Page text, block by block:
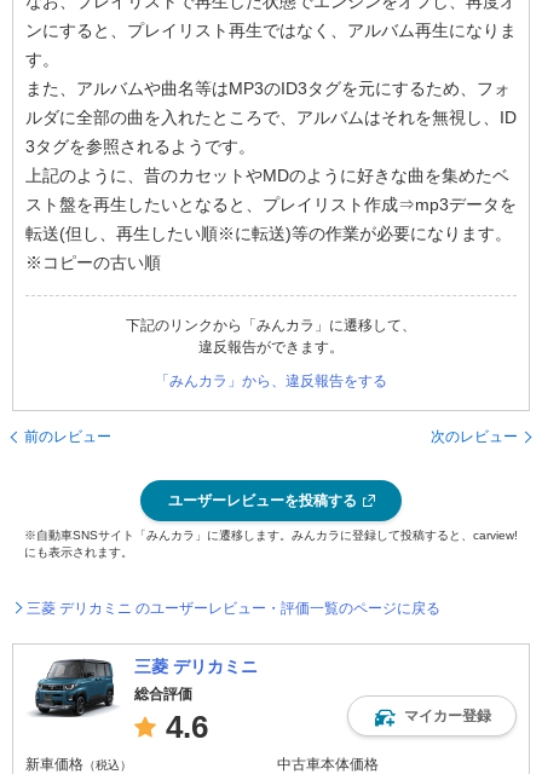
ンにすると、プレイリスト再生ではなく、アルバム再生になりま
す。
また、アルバムや曲名等はMP3のID3タグを元にするため、フォ
ルダに全部の曲を入れたところで、アルバムはそれを無視し、ID
3タグを参照されるようです。
上記のように、昔のカセットやMDのように好きな曲を集めたベ
スト盤を再生したいとなると、プレイリスト作成⇒mp3データを
転送(但し、再生したい順※に転送)等の作業が必要になります。
※コピーの古い順
下記のリンクから「みんカラ」に遷移して、
違反報告ができます。
「みんカラ」から、違反報告をする
前のレビュー 次のレビュー
ユーザーレビューを投稿する
※自動車SNSサイト「みんカラ」に遷移します。みんカラに登録して投稿すると、carview!
にも表示されます。
三菱 デリカミニ のユーザーレビュー・評価一覧のページに戻る
三菱 デリカミニ
総合評価
4.6 マイカー登録
新車価格 （税込） 中古車本体価格